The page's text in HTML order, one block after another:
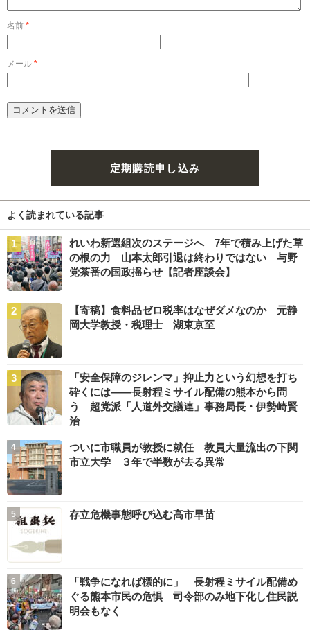
名前 *
メール *
定期購読申し込み
よく読まれている記事
れいわ新選組次のステージへ 7年で積み上げた草
の根の力 山本太郎引退は終わりではない 与野
党茶番の国政揺らせ【記者座談会】
【寄稿】食料品ゼロ税率はなぜダメなのか 元静
岡大学教授・税理士 湖東京至
「安全保障のジレンマ」抑止力という幻想を打ち
砕くには――長射程ミサイル配備の熊本から問
う 超党派「人道外交議連」事務局長・伊勢崎賢
治
ついに市職員が教授に就任 教員大量流出の下関
市立大学 ３年で半数が去る異常
存立危機事態呼び込む高市早苗
「戦争になれば標的に」 長射程ミサイル配備め
ぐる熊本市民の危惧 司令部のみ地下化し住民説
明会もなく